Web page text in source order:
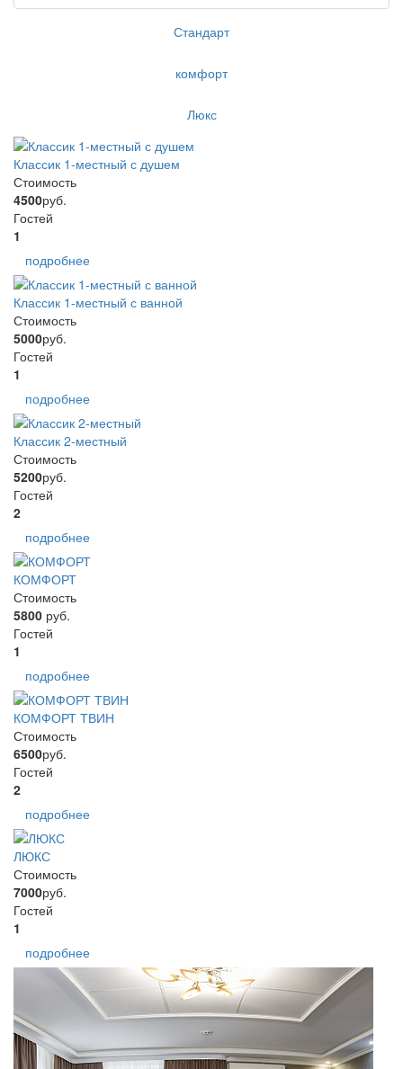
Стандарт
комфорт
Люкс
Классик 1-местный с душем
Стоимость
4500руб.
Гостей
1
подробнее
Классик 1-местный с ванной
Стоимость
5000руб.
Гостей
1
подробнее
Классик 2-местный
Стоимость
5200руб.
Гостей
2
подробнее
КОМФОРТ
Стоимость
5800 руб.
Гостей
1
подробнее
КОМФОРТ ТВИН
Стоимость
6500руб.
Гостей
2
подробнее
ЛЮКС
Стоимость
7000руб.
Гостей
1
подробнее